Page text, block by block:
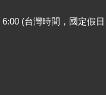
(台灣時間，國定假日